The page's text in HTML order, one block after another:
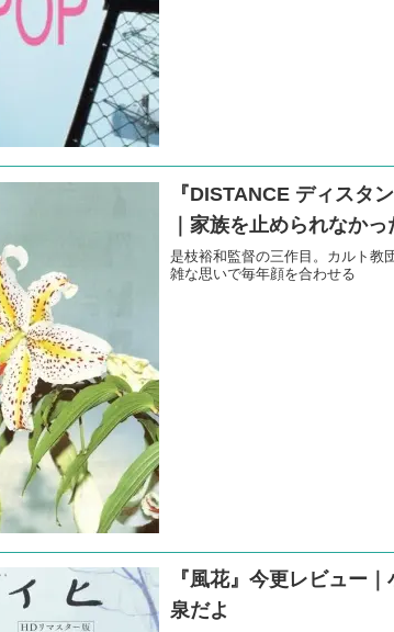
『DISTANCE ディスタ
｜家族を止められなか
是枝裕和監督の三作目。カルト教
雑な思いで毎年顔を合わせる
『風花』今更レビュー
泉だよ